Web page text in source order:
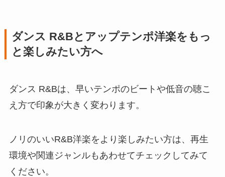
ダンス R&Bとアップテンポ洋楽をもっ
と楽しみたい方へ
ダンス R&Bは、早いテンポのビートや低音の聴こ
え方で印象が大きく変わります。
ノリのいいR&B洋楽をより楽しみたい方は、再生
環境や関連ジャンルもあわせてチェックしてみて
ください。